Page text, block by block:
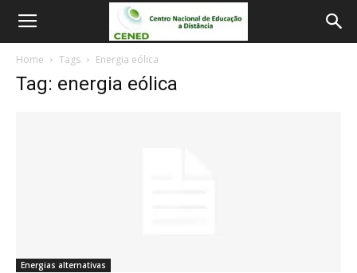
Home Tags Energia eólica
Tag: energia eólica
Energias alternativas